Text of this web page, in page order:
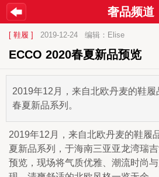
奢品频道
[ 鞋履 ] 2019-12-24 编辑：Elise
ECCO 2020春夏新品预览
2019年12月，来自北欧丹麦的鞋
春夏新品系列。
2019年12月，来自北欧丹麦的鞋履
夏新品系列，于海南三亚亚龙湾瑞
预览，现场将气质优雅、潮流时尚